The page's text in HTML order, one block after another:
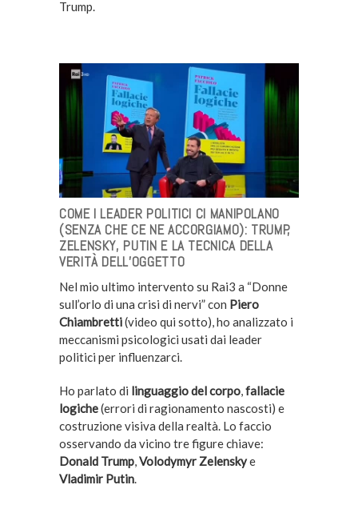
Trump.
COME I LEADER POLITICI CI MANIPOLANO
(SENZA CHE CE NE ACCORGIAMO): TRUMP,
ZELENSKY, PUTIN E LA TECNICA DELLA
VERITÀ DELL’OGGETTO
Nel mio ultimo intervento su Rai3 a “Donne
sull’orlo di una crisi di nervi” con Piero
Chiambretti(video qui sotto), ho analizzato i
meccanismi psicologici usati dai leader
politici per influenzarci.
Ho parlato di linguaggio del corpo, fallacie
logiche(errori di ragionamento nascosti) e
costruzione visiva della realtà. Lo faccio
osservando da vicino tre figure chiave:
Donald Trump, Volodymyr Zelenskye
Vladimir Putin.